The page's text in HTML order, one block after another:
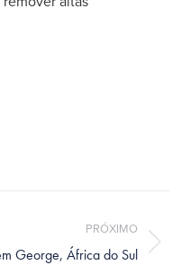
PRÓXIMO
George, África do Sul